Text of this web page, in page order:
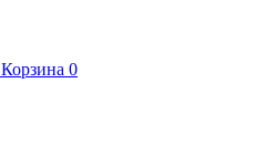
Корзина 0